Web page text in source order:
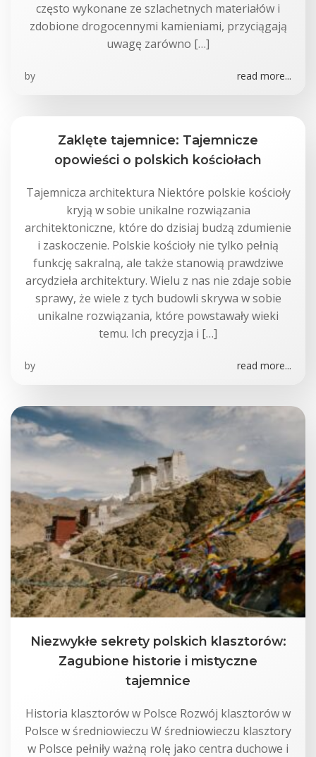
często wykonane ze szlachetnych materiałów i
zdobione drogocennymi kamieniami, przyciągają
uwagę zarówno […]
by read more...
Zaklęte tajemnice: Tajemnicze
opowieści o polskich kościołach
Tajemnicza architektura Niektóre polskie kościoły
kryją w sobie unikalne rozwiązania
architektoniczne, które do dzisiaj budzą zdumienie
i zaskoczenie. Polskie kościoły nie tylko pełnią
funkcję sakralną, ale także stanowią prawdziwe
arcydzieła architektury. Wielu z nas nie zdaje sobie
sprawy, że wiele z tych budowli skrywa w sobie
unikalne rozwiązania, które powstawały wieki
temu. Ich precyzja i […]
by read more...
Niezwykłe sekrety polskich klasztorów:
Zagubione historie i mistyczne
tajemnice
Historia klasztorów w Polsce Rozwój klasztorów w
Polsce w średniowieczu W średniowieczu klasztory
w Polsce pełniły ważną rolę jako centra duchowe i